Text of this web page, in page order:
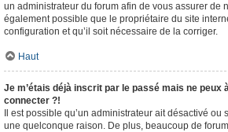
un administrateur du forum afin de vous assurer de
également possible que le propriétaire du site
configuration et qu’il soit nécessaire de la corriger.
Haut
Je m’étais déjà inscrit par le passé mais ne peux
connecter ?!
Il est possible qu’un administrateur ait désactivé
une quelconque raison. De plus, beaucoup de